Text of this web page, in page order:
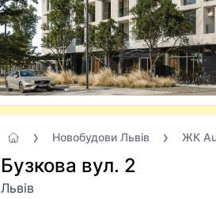
Новобудови Львів ЖК
Бузкова вул. 2
Львів